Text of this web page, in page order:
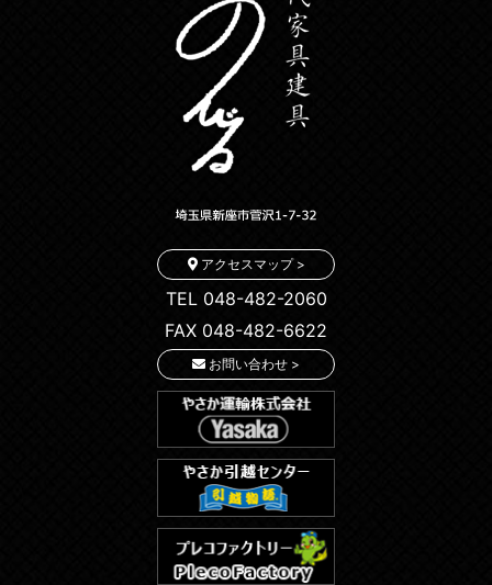
アクセスマップ >
TEL 048-482-2060
FAX 048-482-6622
お問い合わせ >